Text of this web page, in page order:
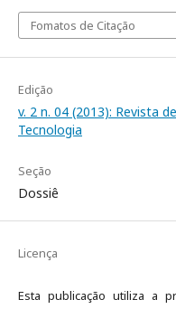
Fomatos de Citação
Edição
v. 2 n. 04 (2013): Revista
Tecnologia
Seção
Dossiê
Licença
Esta publicação utiliza a